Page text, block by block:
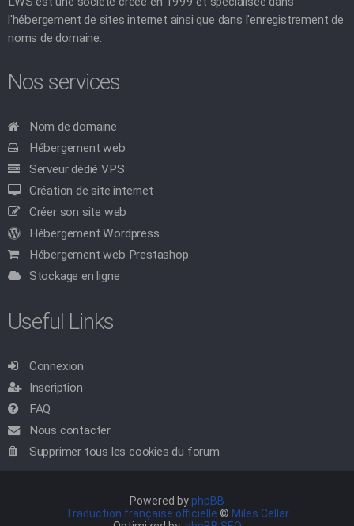
l'hébergement de sites internet ainsi que dans l'enregistrement de
noms de domaine.
Nos services
Nom de domaine
Hébergement web
Serveur dédié VPS
Création de site internet
Créer son site web
Hébergement Wordpress
Hébergement web Prestashop
Stockage en ligne
Useful Links
Connexion
Inscription
FAQ
Nous contacter
Supprimer tous les cookies du forum
Powered byphpBB
Traduction française officielle © Miles Cellar